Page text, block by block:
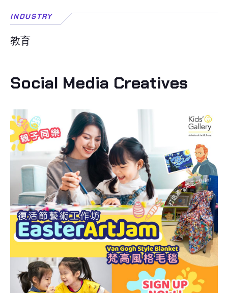
INDUSTRY
教育
Social Media Creatives